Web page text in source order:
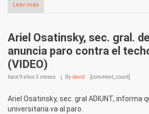
Leer más
Ariel Osatinsky, sec. gral.
anuncia paro contra el
(VIDEO)
hace9 años 5 meses Bydavid [comment_count]
Ariel Osatinsky, sec. gral ADIUNT, informa
universitaria va al paro.